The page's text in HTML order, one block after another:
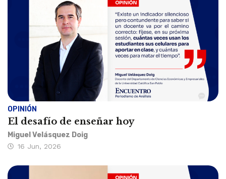
OPINIÓN
El desafío de enseñar hoy
Miguel Velásquez Doig
16 Jun, 2026